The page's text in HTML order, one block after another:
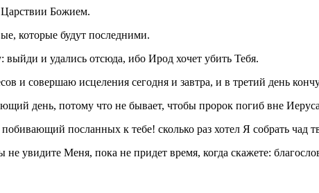
Царствии Божием.
которые будут последними.
и удались отсюда, ибо Ирод хочет убить Тебя.
и совершаю исцеления сегодня и завтра, и в третий день
день, потому что не бывает, чтобы пророк погиб вне
посланных к тебе! сколько раз хотел Я собрать чад
увидите Меня, пока не придет время, когда скажете: